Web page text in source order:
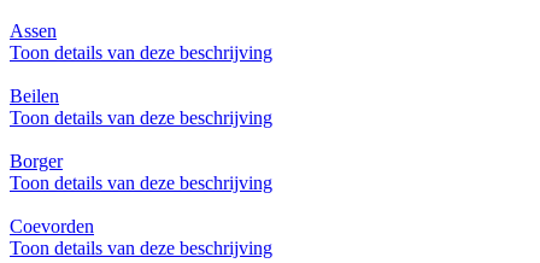
Assen
Toon details van deze beschrijving
Beilen
Toon details van deze beschrijving
Borger
Toon details van deze beschrijving
Coevorden
Toon details van deze beschrijving